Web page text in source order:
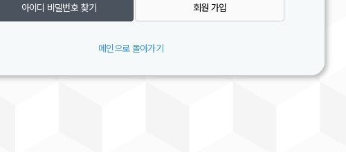
아이디 비밀번호 찾기 회원 가입
메인으로 돌아가기